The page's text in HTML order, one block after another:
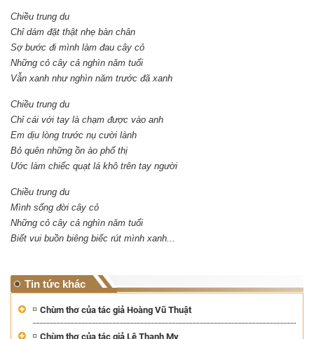
Chiều trung du
Chỉ dám đặt thật nhẹ bàn chân
Sợ bước đi mình làm đau cây cỏ
Những cỏ cây cả nghìn năm tuổi
Vẫn xanh như nghìn năm trước đã xanh
Chiều trung du
Chỉ cái với tay là chạm được vào anh
Em dịu lòng trước nụ cười lành
Bỏ quên những ồn ào phố thị
Ước làm chiếc quạt lá khô trên tay người
Chiều trung du
Mình sống đời cây cỏ
Những cỏ cây cả nghìn năm tuổi
Biết vui buồn biêng biếc rút mình xanh...
Tin tức khác
Chùm thơ của tác giả Hoàng Vũ Thuật
Chùm thơ của tác giả Lê Thanh My